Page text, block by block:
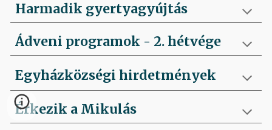
Harmadik gyertyagyújtás
Ádveni programok - 2. hétvége
Egyházközségi hirdetmények
Érkezik a Mikulás